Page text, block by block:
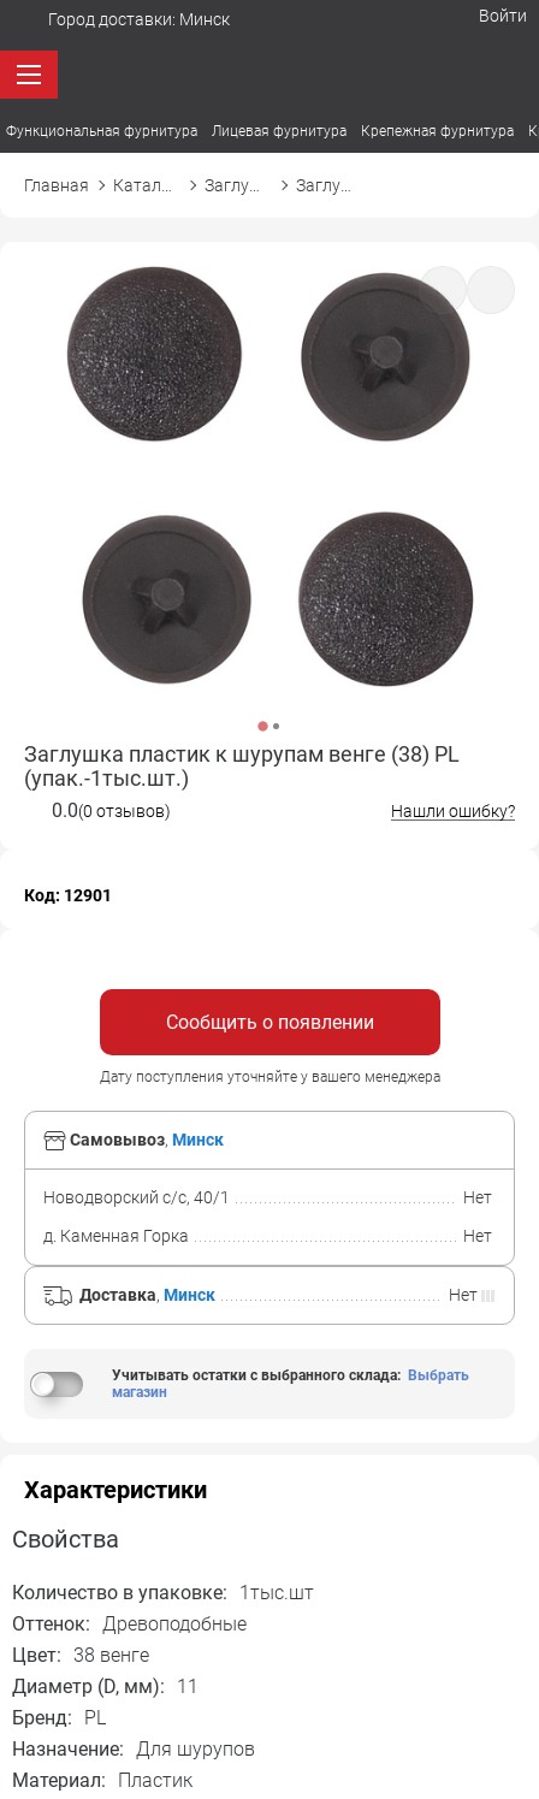
Город доставки: Минск Войти
Функциональная фурнитура Лицевая фурнитура Крепежная фурнитура
Главная
Заглушка пластик к шурупам венге (38) PL
(упак.-1тыс.шт.)
0.0(0 отзывов) Нашли ошибку?
Код: 12901
Сообщить о появлении
Дату поступления уточняйте у вашего менеджера
Самовывоз, Минск
Новодворский с/с, 40/1
Нет
д. Каменная Горка
Нет
Доставка, Минск Нет
Учитывать остатки с выбранного склада: Выбрать
магазин
Характеристики
Свойства
Количество в упаковке:
1тыс.шт
Оттенок: Древоподобные
Цвет:
38 венге
Диаметр (D, мм):
11
Бренд:
PL
Назначение: Для шурупов
Материал:
Пластик